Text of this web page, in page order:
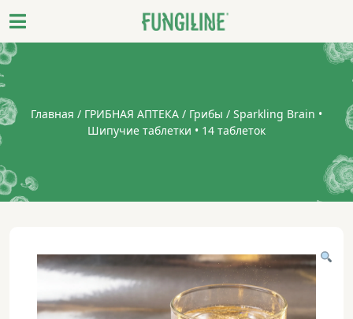
Главная / ГРИБНАЯ АПТЕКА / Грибы / Sparkling Brain •
Шипучие таблетки • 14 таблеток